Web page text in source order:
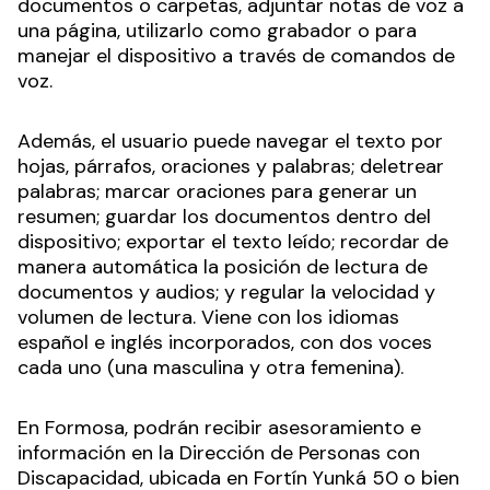
documentos o carpetas, adjuntar notas de voz a
una página, utilizarlo como grabador o para
manejar el dispositivo a través de comandos de
voz.
Además, el usuario puede navegar el texto por
hojas, párrafos, oraciones y palabras; deletrear
palabras; marcar oraciones para generar un
resumen; guardar los documentos dentro del
dispositivo; exportar el texto leído; recordar de
manera automática la posición de lectura de
documentos y audios; y regular la velocidad y
volumen de lectura. Viene con los idiomas
español e inglés incorporados, con dos voces
cada uno (una masculina y otra femenina).
En Formosa, podrán recibir asesoramiento e
información en la Dirección de Personas con
Discapacidad, ubicada en Fortín Yunká 50 o bien